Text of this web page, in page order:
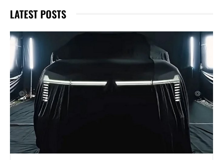
LATEST POSTS